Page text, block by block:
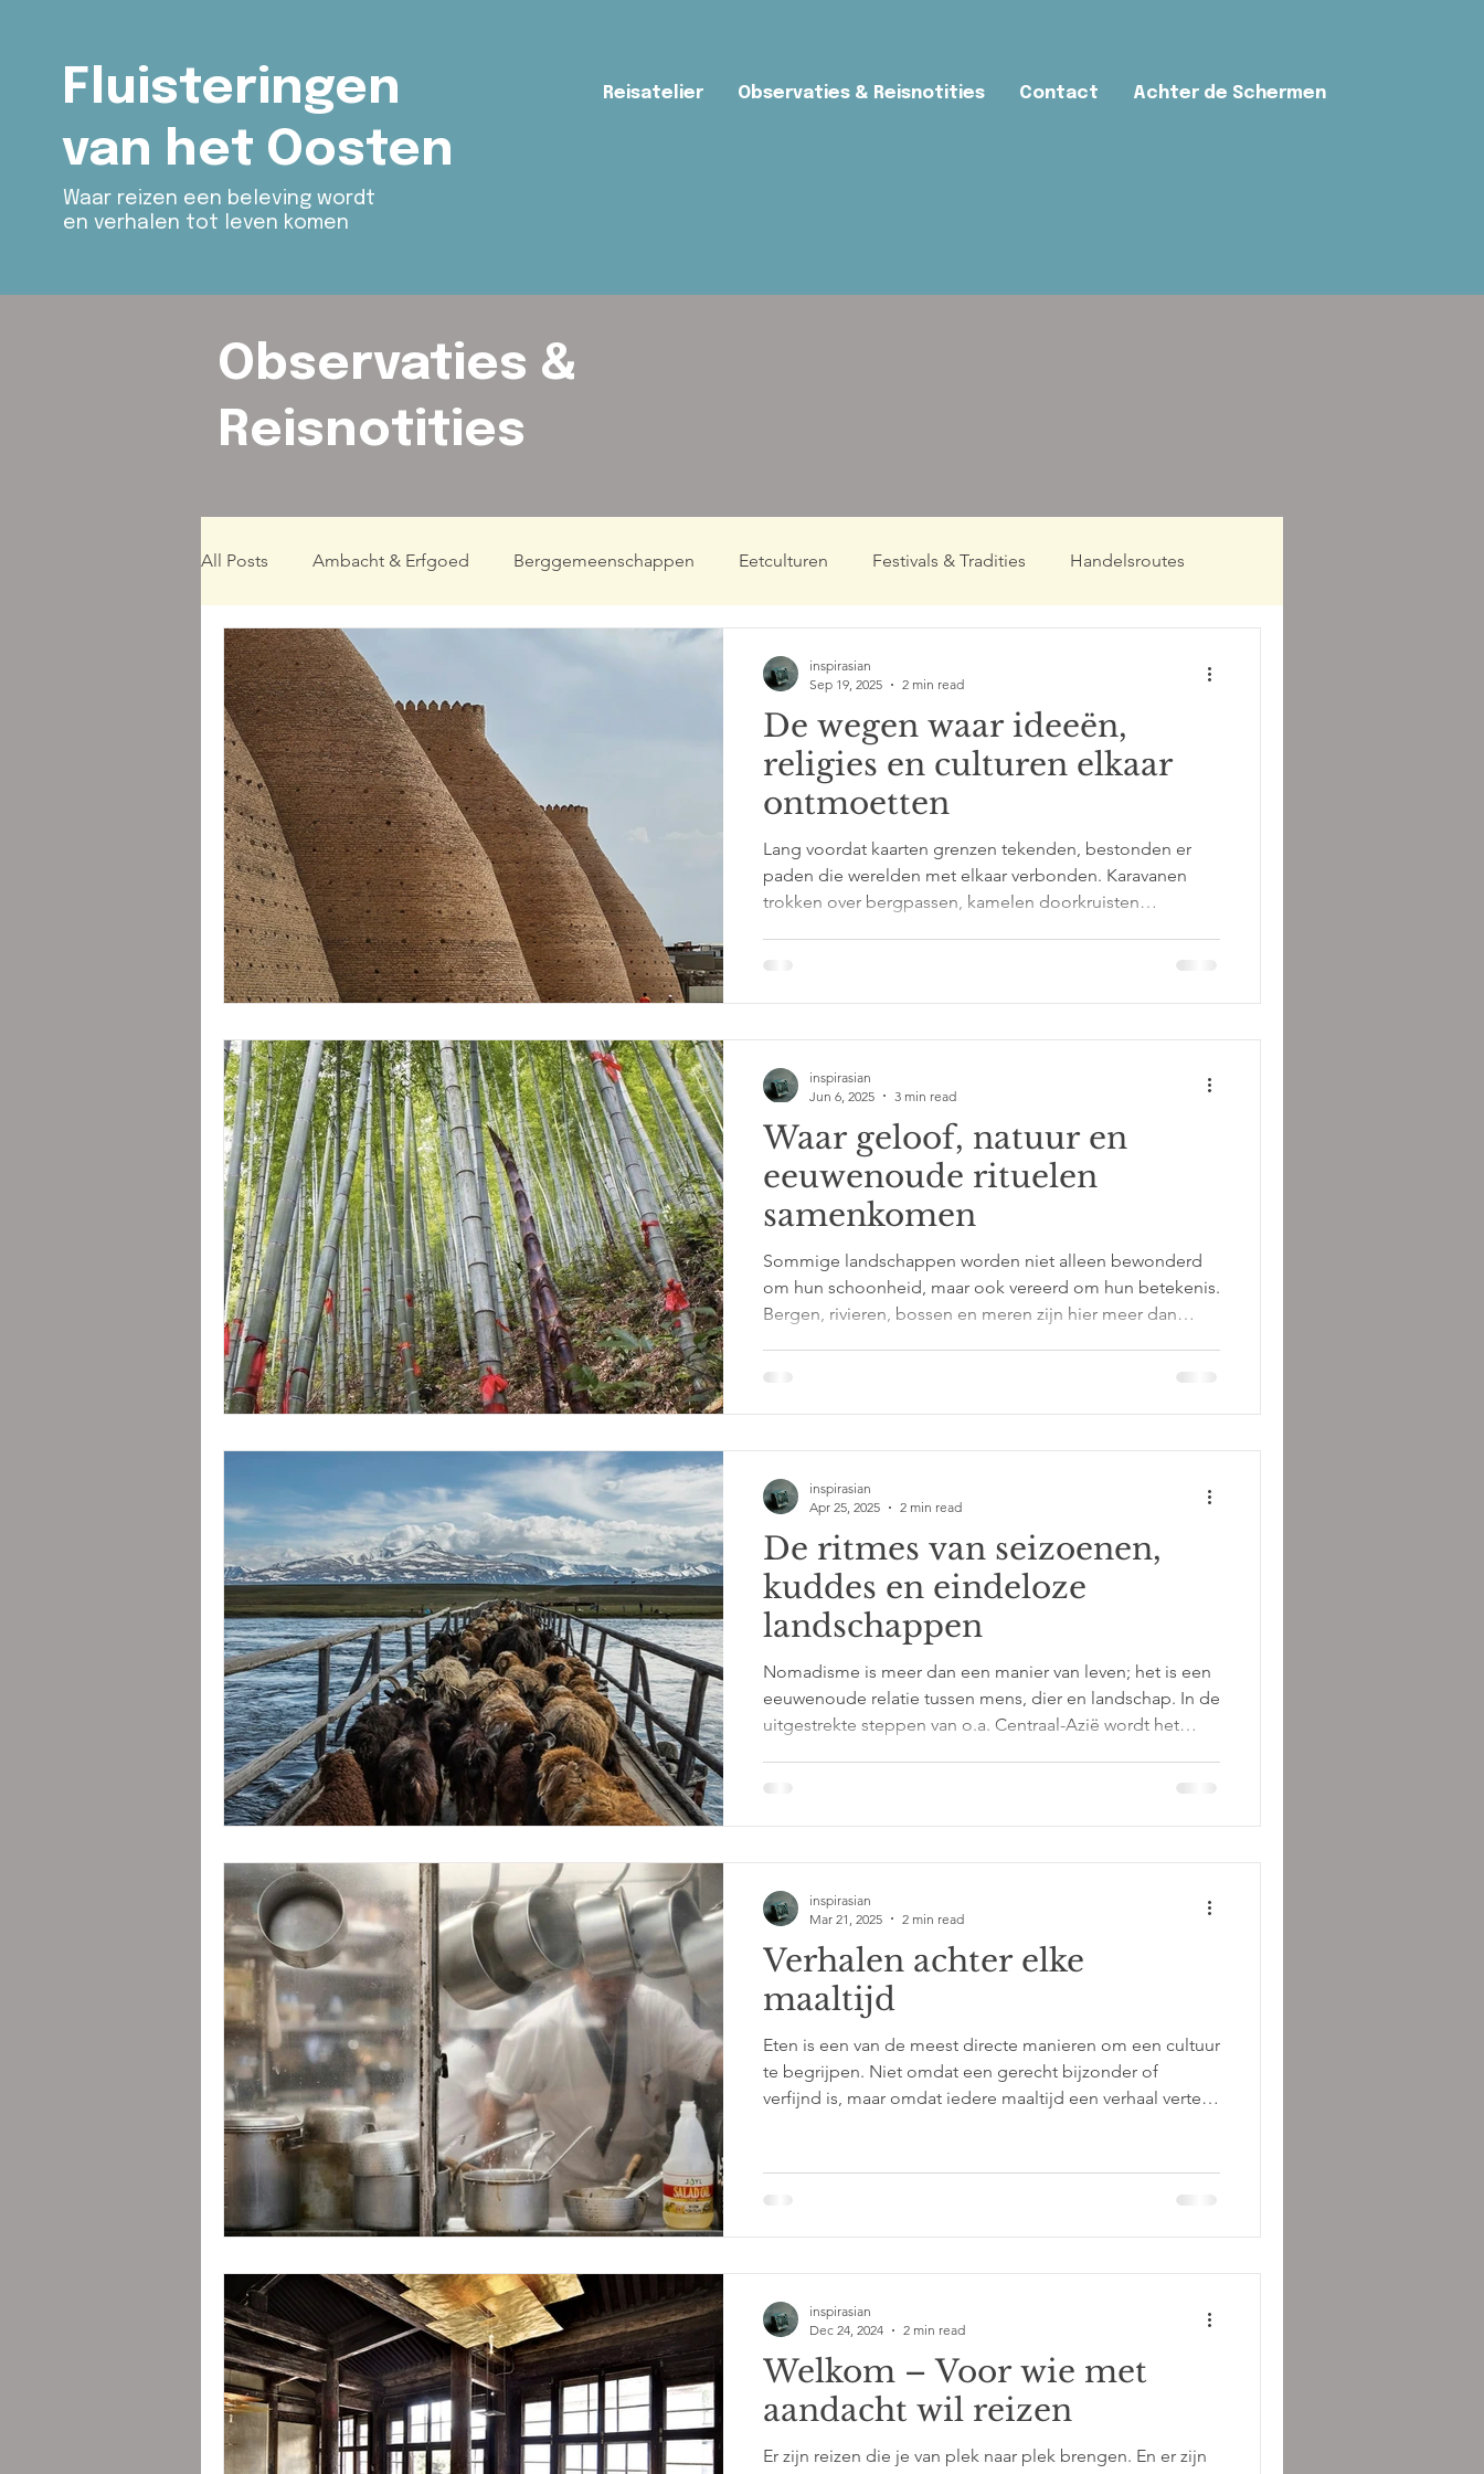
Fluisteringen
van het Oosten
Waar reizen een beleving wordt
en verhalen tot leven komen
Reisatelier Observaties & Reisnotities Contact Achter de Schermen
Observaties &
Reisnotities
All Posts Ambacht & Erfgoed Berggemeenschappen Eetculturen Festivals & Tradities Handelsroutes
Heilige Landschappen
De wegen waar ideeën,
religies en culturen elkaar
ontmoetten
Lang voordat kaarten grenzen tekenden, bestonden er
paden die werelden met elkaar verbonden. Karavanen
trokken over bergpassen, kamelen doorkruisten
moessonwinden tussen havens van de Indische Oceaan.
zijde, thee, jade of specerijen. Ze brachten verhalen,
geloofsovertuigingen, ambachten, muziek, architectuur
historische ro
inspirasian
Sep 19, 2025
2 min read
Waar geloof, natuur en
eeuwenoude rituelen
samenkomen
Sommige landschappen worden niet alleen bewonderd
om hun schoonheid, maar ook vereerd om hun betekenis.
Bergen, rivieren, bossen en meren zijn hier meer dan
die je alleen bezoekt met je ogen, maar een plaats die je
ervaart met aandacht, respect en verwondering. In Azië
inspirasian
Jun 6, 2025
3 min read
De ritmes van seizoenen,
kuddes en eindeloze
landschappen
Nomadisme is meer dan een manier van leven; het is een
eeuwenoude relatie tussen mens, dier en landschap. In de
uitgestrekte steppen van o.a. Centraal-Azië wordt het
eerste groene scheuten in het voorjaar, de zomerweiden
herfst en de lange, stille winters waarin mens en dier
samen de kracht van het landschap trotseren. Waar
inspirasian
Apr 25, 2025
2 min read
Verhalen achter elke
maaltijd
Eten is een van de meest directe manieren om een cultuur
te begrijpen. Niet omdat een gerecht bijzonder of
verfijnd is, maar omdat iedere maaltijd een verhaal vertelt.
eeuwenoude tradities die nog altijd voortleven aan de
keukentafel. Een keuken is meer dan een verzameling
inspirasian
Mar 21, 2025
2 min read
Welkom – Voor wie met
aandacht wil reizen
Er zijn reizen die je van plek naar plek brengen. En er zijn
inspirasian
Dec 24, 2024
2 min read